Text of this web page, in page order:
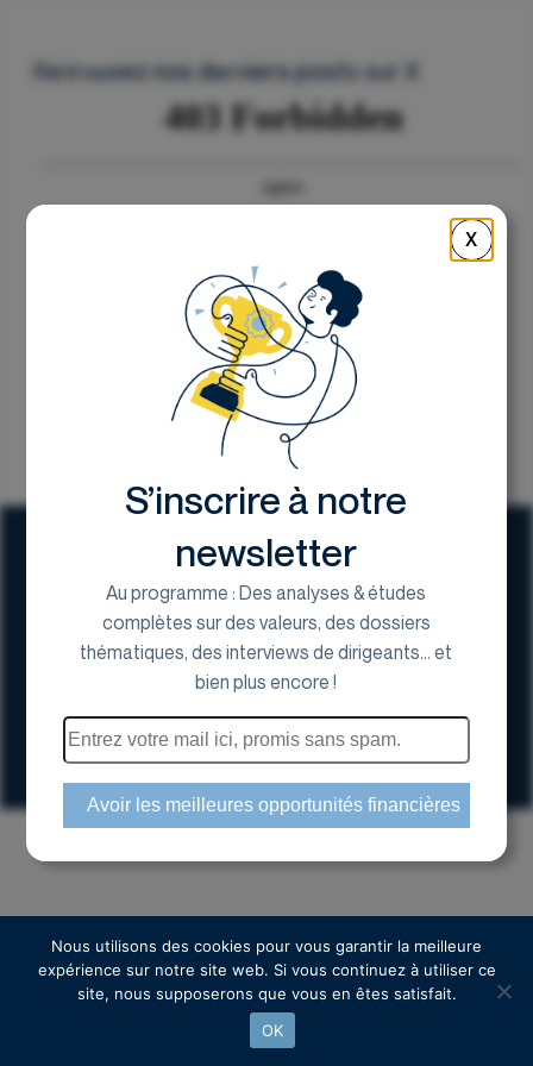
17 Avenue George V, 75008 Paris
Espace actionnaire
Copyright © 2024 Euroland Corporate
Retrouvez nos derniers posts sur X
X
S’inscrire à notre
newsletter
Au programme : Des analyses & études
complètes sur des valeurs, des dossiers
thématiques, des interviews de dirigeants... et
bien plus encore !
Nous utilisons des cookies pour vous garantir la meilleure
expérience sur notre site web. Si vous continuez à utiliser ce
site, nous supposerons que vous en êtes satisfait.
OK